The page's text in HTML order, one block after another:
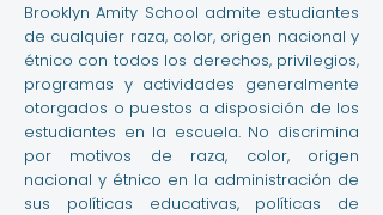
Brooklyn Amity School admite estudiantes
de cualquier raza, color, origen nacional y
étnico con todos los derechos, privilegios,
programas y actividades generalmente
otorgados o puestos a disposición de los
estudiantes en la escuela. No discrimina
por motivos de raza, color, origen
nacional y étnico en la administración de
sus políticas educativas, políticas de